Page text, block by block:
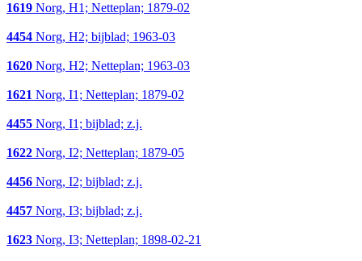
1619 Norg, H1; Netteplan; 1879-02
4454 Norg, H2; bijblad; 1963-03
1620 Norg, H2; Netteplan; 1963-03
1621 Norg, I1; Netteplan; 1879-02
4455 Norg, I1; bijblad; z.j.
1622 Norg, I2; Netteplan; 1879-05
4456 Norg, I2; bijblad; z.j.
4457 Norg, I3; bijblad; z.j.
1623 Norg, I3; Netteplan; 1898-02-21